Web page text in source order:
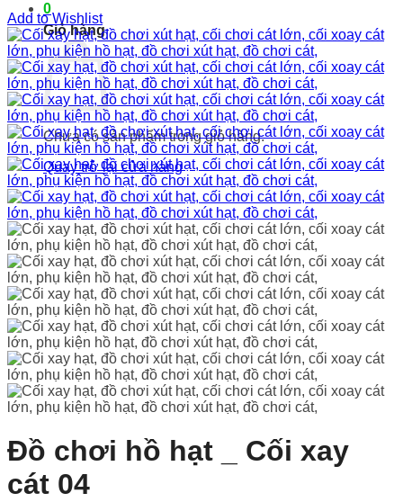
0
Giỏ hàng
Chưa có sản phẩm trong giỏ hàng.
Quay trở lại cửa hàng
Add to Wishlist
Đồ chơi hồ hạt _ Cối xay
cát 04